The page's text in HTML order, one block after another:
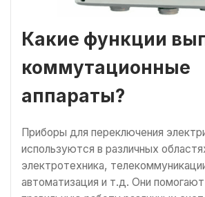
Какие функции
коммутационные
аппараты?
Приборы для переключения
используются в различных
электротехника,
автоматизация и т.д. Они